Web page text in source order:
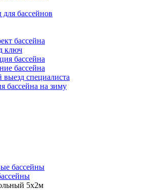
для бассейнов
бассейна
ключ
бассейна
бассейна
выезд специалиста
бассейна на зиму
бассейны
5х2м